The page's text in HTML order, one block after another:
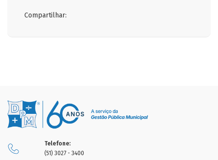
Compartilhar:
Telefone:
(51) 3027 - 3400